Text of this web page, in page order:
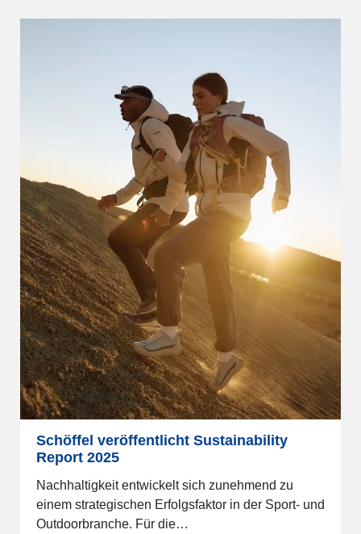
Schöffel veröffentlicht Sustainability
Report 2025
Nachhaltigkeit entwickelt sich zunehmend zu
einem strategischen Erfolgsfaktor in der Sport- und
Outdoorbranche. Für die…